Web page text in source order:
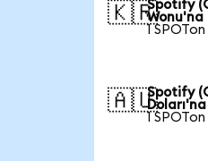
🇰🇷Spotify
Wonu'na
1
🇦🇺Spotify
Doları'na
1